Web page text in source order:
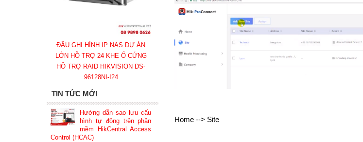
Home --> Site
ĐẦU GHI HÌNH IP NAS DỰ ÁN
LỚN HỖ TRỢ 24 KHE Ổ CỨNG
HỖ TRỢ RAID HIKVISION DS-
96128NI-I24
TIN TỨC MỚI
Hướng dẫn sao lưu cấu
hình tự động trên phần
mềm HikCentral Access
Control (HCAC)